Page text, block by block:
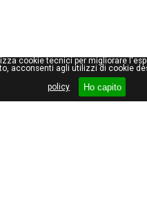
cookie tecnici per migliorare
acconsenti agli utilizzi di cookie
policy
Ho capito